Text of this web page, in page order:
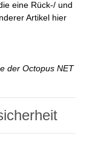
eine Rück-/ und
Artikel hier
der Octopus NET